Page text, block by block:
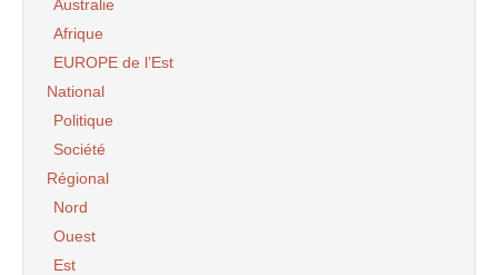
Australie
Afrique
EUROPE de l’Est
National
Politique
Société
Régional
Nord
Ouest
Est